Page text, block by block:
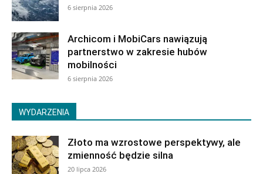
6 sierpnia 2026
Archicom i MobiCars nawiązują
partnerstwo w zakresie hubów
mobilności
6 sierpnia 2026
WYDARZENIA
Złoto ma wzrostowe perspektywy, ale
zmienność będzie silna
20 lipca 2026